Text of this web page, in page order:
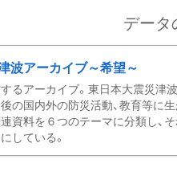
データ
波アーカイブ～希望～
るアーカイブ。東日本大震災津
の国内外の防災活動、教育等に
資料を６つのテーマに分類し、
している。